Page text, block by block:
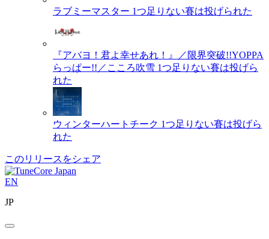
ラブミーマスター 1つ足りない賽は投げられた
『アバヨ！君よ幸せあれ！』／限界突破!!YOPPA
らっぱー!!／こころ吹雪 1つ足りない賽は投げら
れた
ウィンターハートチーク 1つ足りない賽は投げら
れた
このリリースをシェア
EN
JP